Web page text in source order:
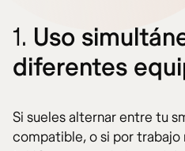
1. Uso
diferentes
Si sueles alternar entre tu
compatible, o si por trabajo